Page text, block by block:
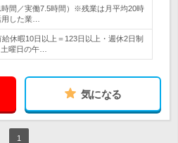
間／実働7.5時間）※残業は月平均20時
した業…
休暇10日以上＝123日以上・週休2日制
曜日の午…
気になる
1